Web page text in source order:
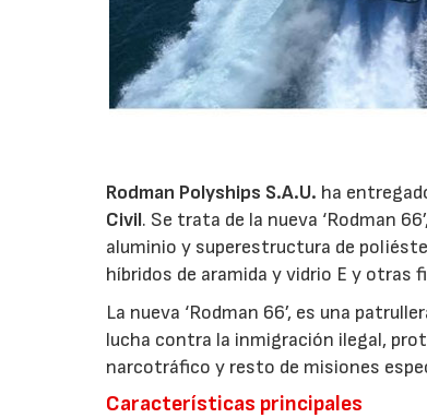
Rodman Polyships S.A.U. ha
Civil. Se trata de la nueva ‘Rodman
aluminio y superestructura de
híbridos de aramida y vidrio E y otras
La nueva ‘Rodman 66’, es una
lucha contra la inmigración ilegal,
narcotráfico y resto de misiones
Características principales